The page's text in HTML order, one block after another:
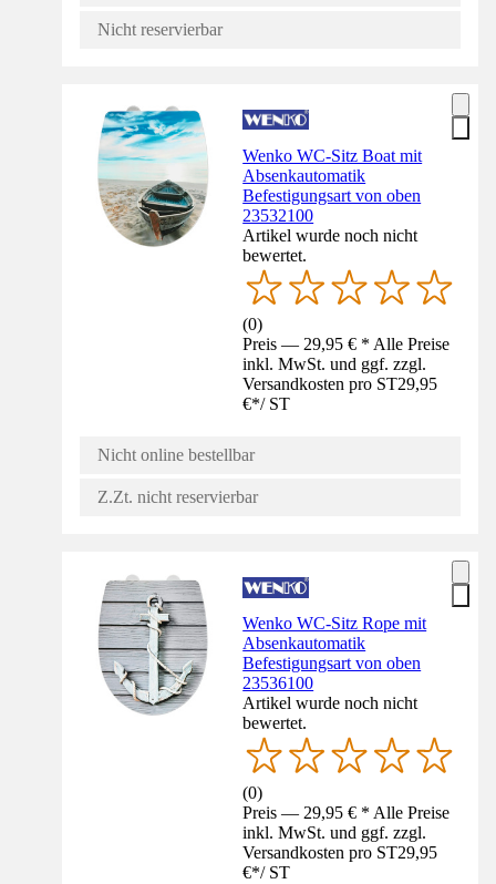
Nicht reservierbar
Wenko WC-Sitz Boat mit
Absenkautomatik
Befestigungsart von oben
23532100
Artikel wurde noch nicht
bewertet.
(0)
Preis — 29,95 € * Alle Preise
inkl. MwSt. und ggf. zzgl.
Versandkosten pro ST29,95
€*/ ST
Nicht online bestellbar
Z.Zt. nicht reservierbar
Wenko WC-Sitz Rope mit
Absenkautomatik
Befestigungsart von oben
23536100
Artikel wurde noch nicht
bewertet.
(0)
Preis — 29,95 € * Alle Preise
inkl. MwSt. und ggf. zzgl.
Versandkosten pro ST29,95
€*/ ST